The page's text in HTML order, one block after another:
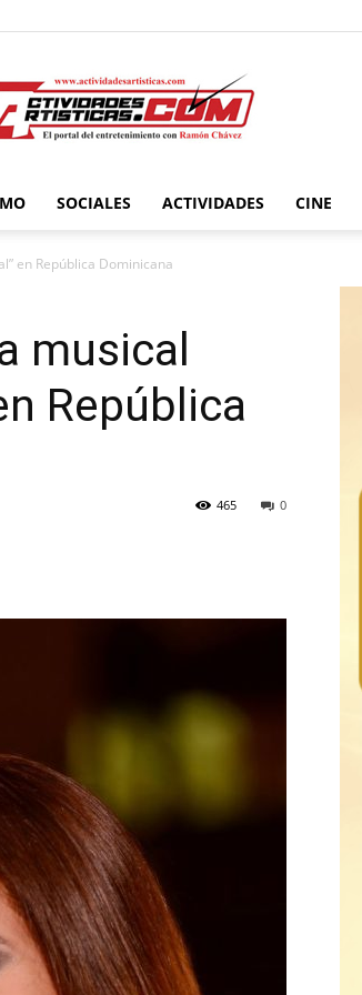
Actividadesartisticas.com
SOCIALES ACTIVIDADES CINE
en República Dominicana
musical
República
0
465